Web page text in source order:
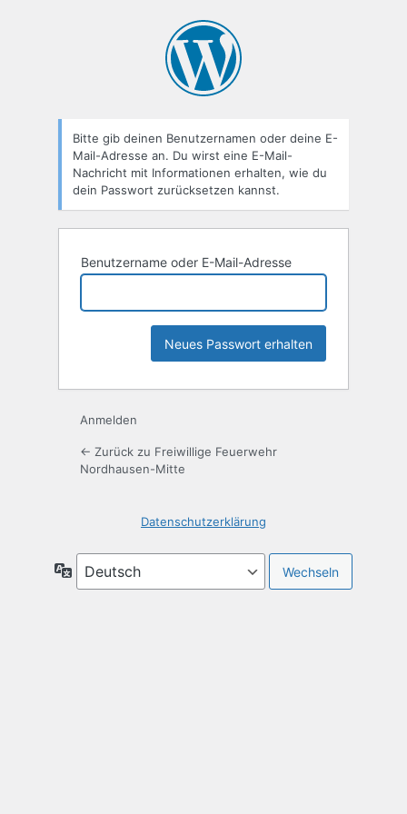
Bitte gib deinen Benutzernamen oder deine E-
Mail-Adresse an. Du wirst eine E-Mail-
Nachricht mit Informationen erhalten, wie du
dein Passwort zurücksetzen kannst.
Benutzername oder E-Mail-Adresse
Anmelden
← Zurück zu Freiwillige Feuerwehr
Nordhausen-Mitte
Datenschutzerklärung
Sprache